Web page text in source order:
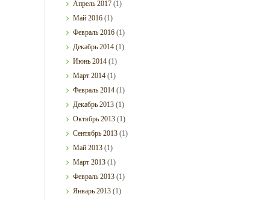
Апрель2017 (1)
Май2016 (1)
Февраль2016 (1)
Декабрь2014 (1)
Июнь2014 (1)
Март2014 (1)
Февраль2014 (1)
Декабрь2013 (1)
Октябрь2013 (1)
Сентябрь2013 (1)
Май2013 (1)
Март2013 (1)
Февраль2013 (1)
Январь2013 (1)